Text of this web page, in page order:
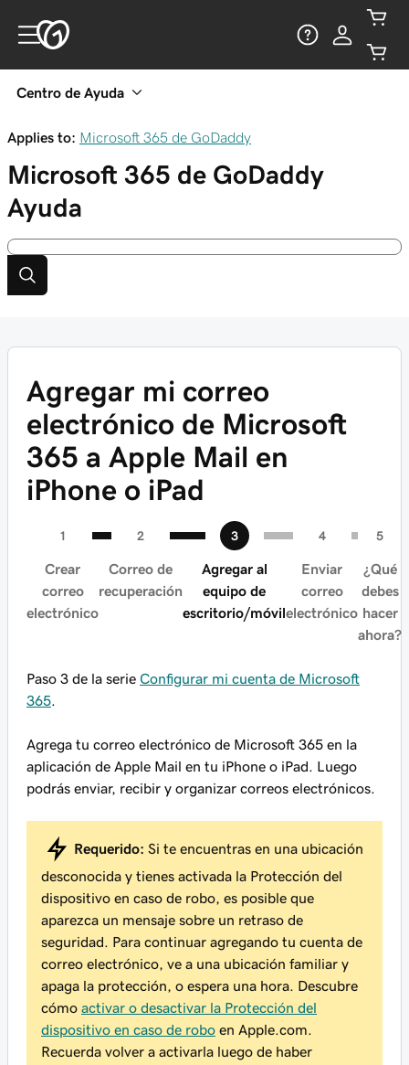
Centro de Ayuda
Applies to: Microsoft 365 de GoDaddy
Microsoft 365 de GoDaddy
Ayuda
Agregar mi correo
electrónico de Microsoft
365 a Apple Mail en
iPhone o iPad
Crear
correo
electrónico
Correo de
recuperación
Agregar al
equipo de
escritorio/móvil
Enviar
correo
electrónico
¿Qué
debes
hacer
ahora?
Paso 3 de la serie Configurar mi cuenta de Microsoft
365
Agrega tu correo electrónico de Microsoft 365 en la
aplicación de Apple Mail en tu iPhone o iPad. Luego
podrás enviar, recibir y organizar correos electrónicos.
Requerido: Si te encuentras en una ubicación
desconocida y tienes activada la Protección del
dispositivo en caso de robo, es posible que
aparezca un mensaje sobre un retraso de
seguridad. Para continuar agregando tu cuenta de
correo electrónico, ve a una ubicación familiar y
apaga la protección, o espera una hora. Descubre
cómo activar o desactivar la Protección del
dispositivo en caso de robo en Apple.com.
Recuerda volver a activarla luego de haber